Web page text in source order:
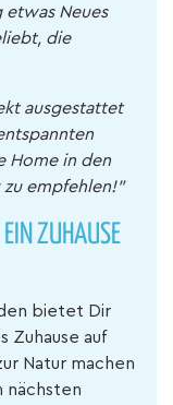
etwas Neues
die
ausgestattet
Home in den
empfehlen!"
ZUHAUSE
bietet Dir
Zuhause auf
Natur machen
nächsten